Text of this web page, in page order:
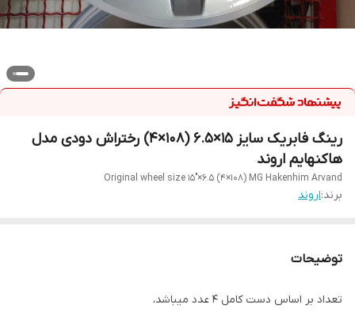
رینگ فابریک سایز ۱۵×۶.۵ (۱۰۸×۴) رختراش دودی مدل
هاکنهایم اروند
Original wheel size 15"×6.5 (4×108) MG Hakenhim Arvand
برند:اروند
توضیحات
تعداد بر اساس دست کامل ۴ عدد میباشد،